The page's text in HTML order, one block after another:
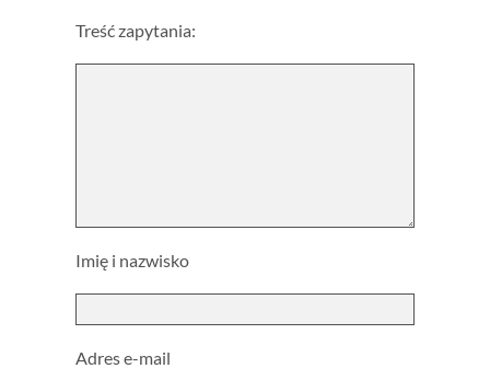
Treść zapytania:
Imię i nazwisko
Adres e-mail